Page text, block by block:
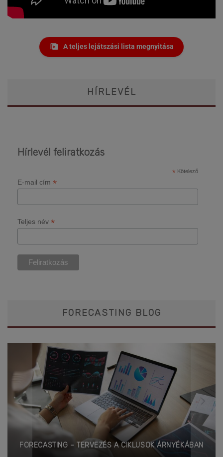
A teljes lejátszási lista megnyitása
HÍRLEVÉL
Hírlevél feliratkozás
* Kötelező
E-mail cím *
Teljes név *
FORECASTING BLOG
FORECASTING – TERVEZÉS A CIKLUSOK ÁRNYÉKÁBAN